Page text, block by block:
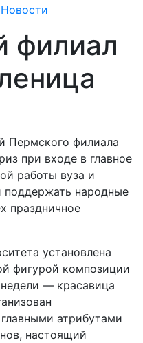
Новости
филиал
Пермского филиала
при входе в главное
работы вуза и
поддержать народные
праздничное
установлена
фигурой композиции
недели — красавица
атрибутами
настоящий